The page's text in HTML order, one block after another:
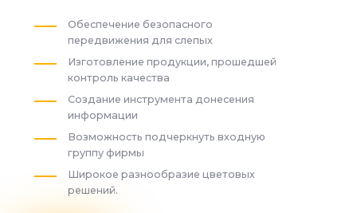
Обеспечение безопасного
передвижения для слепых
Изготовление продукции, прошедшей
контроль качества
Создание инструмента донесения
информации
Возможность подчеркнуть входную
группу фирмы
Широкое разнообразие цветовых
решений.